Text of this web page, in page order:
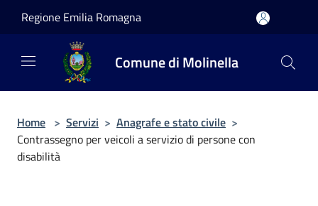
Regione Emilia Romagna
Comune di Molinella
Home > Servizi > Anagrafe e stato civile >
Contrassegno per veicoli a servizio di persone con
disabilità